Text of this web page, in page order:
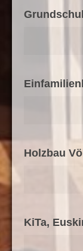
Holzbau
KiTa,